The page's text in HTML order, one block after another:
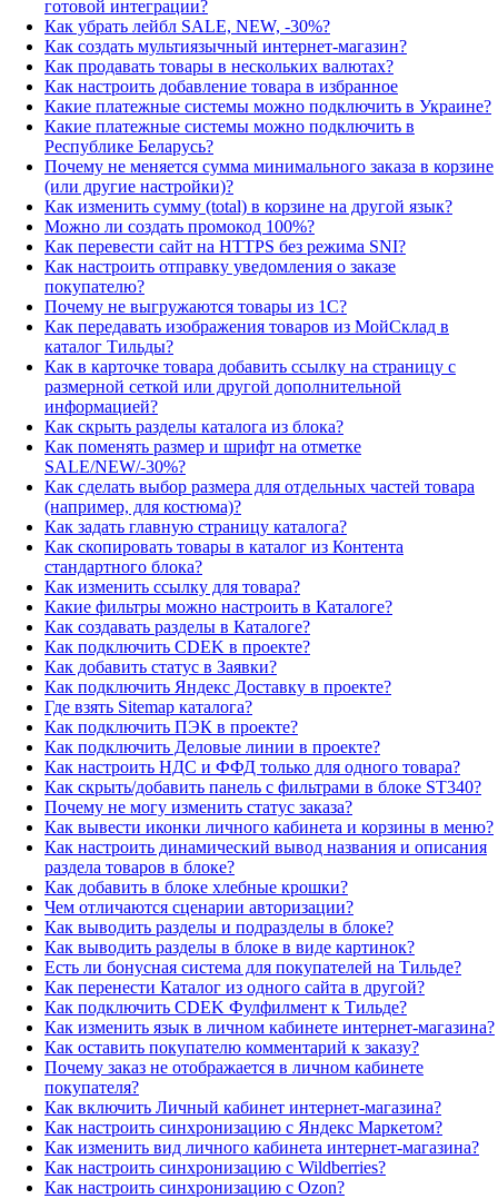
готовой интеграции?
Как убрать лейбл SALE, NEW, -30%?
Как создать мультиязычный интернет-магазин?
Как продавать товары в нескольких валютах?
Как настроить добавление товара в избранное
Какие платежные системы можно подключить в Украине?
Какие платежные системы можно подключить в
Республике Беларусь?
Почему не меняется сумма минимального заказа в корзине
(или другие настройки)?
Как изменить сумму (total) в корзине на другой язык?
Можно ли создать промокод 100%?
Как перевести сайт на HTTPS без режима SNI?
Как настроить отправку уведомления о заказе
покупателю?
Почему не выгружаются товары из 1С?
Как передавать изображения товаров из МойСклад в
каталог Тильды?
Как в карточке товара добавить ссылку на страницу с
размерной сеткой или другой дополнительной
информацией?
Как скрыть разделы каталога из блока?
Как поменять размер и шрифт на отметке
SALE/NEW/-30%?
Как сделать выбор размера для отдельных частей товара
(например, для костюма)?
Как задать главную страницу каталога?
Как скопировать товары в каталог из Контента
стандартного блока?
Как изменить ссылку для товара?
Какие фильтры можно настроить в Каталоге?
Как создавать разделы в Каталоге?
Как подключить CDEK в проекте?
Как добавить статус в Заявки?
Как подключить Яндекс Доставку в проекте?
Где взять Sitemap каталога?
Как подключить ПЭК в проекте?
Как подключить Деловые линии в проекте?
Как настроить НДС и ФФД только для одного товара?
Как скрыть/добавить панель с фильтрами в блоке ST340?
Почему не могу изменить статус заказа?
Как вывести иконки личного кабинета и корзины в меню?
Как настроить динамический вывод названия и описания
раздела товаров в блоке?
Как добавить в блоке хлебные крошки?
Чем отличаются сценарии авторизации?
Как выводить разделы и подразделы в блоке?
Как выводить разделы в блоке в виде картинок?
Есть ли бонусная система для покупателей на Тильде?
Как перенести Каталог из одного сайта в другой?
Как подключить CDEK Фулфилмент к Тильде?
Как изменить язык в личном кабинете интернет-магазина?
Как оставить покупателю комментарий к заказу?
Почему заказ не отображается в личном кабинете
покупателя?
Как включить Личный кабинет интернет-магазина?
Как настроить синхронизацию с Яндекс Маркетом?
Как изменить вид личного кабинета интернет-магазина?
Как настроить синхронизацию с Wildberries?
Как настроить синхронизацию с Ozon?